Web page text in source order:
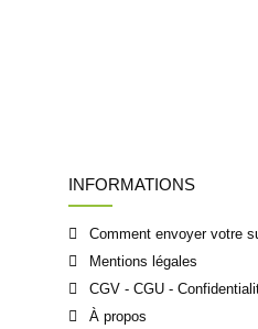
INFORMATIONS
Comment envoyer votre
Mentions légales
CGV - CGU -
À propos